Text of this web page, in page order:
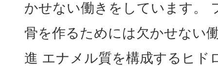
かせない働きをしています。
骨を作るためには欠かせない
進 エナメル質を構成するヒド